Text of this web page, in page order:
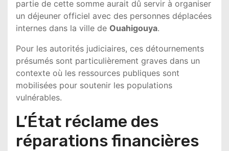
partie de cette somme aurait dû servir à organiser
un déjeuner officiel avec des personnes déplacées
internes dans la ville de Ouahigouya.
Pour les autorités judiciaires, ces détournements
présumés sont particulièrement graves dans un
contexte où les ressources publiques sont
mobilisées pour soutenir les populations
vulnérables.
L’État réclame des
réparations financières